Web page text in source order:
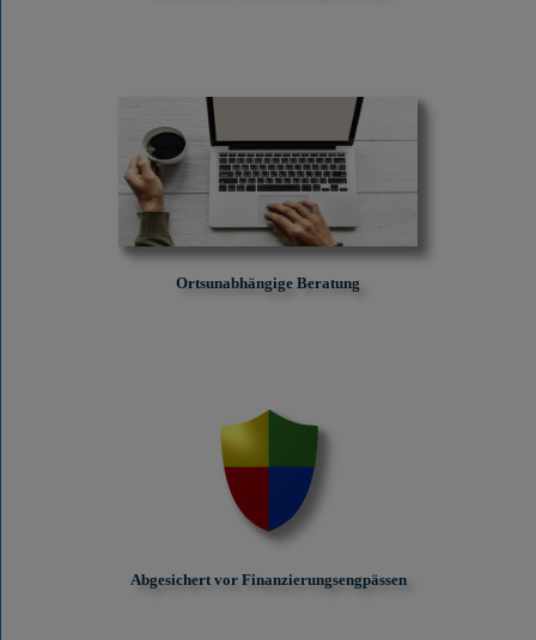
Ortsunabhängige Beratung
Abgesichert vor Finanzierungs­engpässen